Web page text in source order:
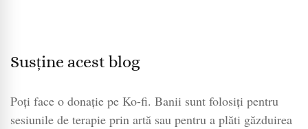
Susține acest blog
Poți face o donație pe Ko-fi. Banii sunt folosiți pentru
sesiunile de terapie prin artă sau pentru a plăti găzduirea